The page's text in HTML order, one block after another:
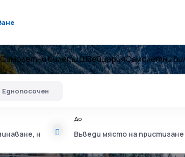
Самолетни билети ШвейцарияСамолетни
Еднопосочен
До